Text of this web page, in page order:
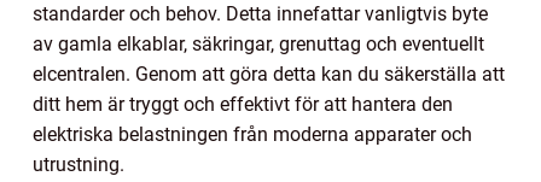
standarder och behov. Detta innefattar vanligtvis byte
av gamla elkablar, säkringar, grenuttag och eventuellt
elcentralen. Genom att göra detta kan du säkerställa att
ditt hem är tryggt och effektivt för att hantera den
elektriska belastningen från moderna apparater och
utrustning.